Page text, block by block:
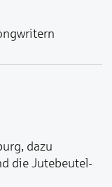
dazu
die Jutebeutel-